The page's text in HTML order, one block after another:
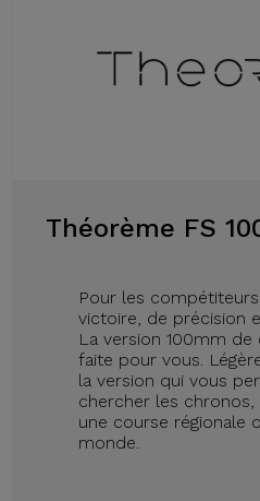
Théorème FS
Pour les
victoire, de précision
La version 100mm
faite pour vous.
la version qui vous
chercher les
une course régionale
monde.